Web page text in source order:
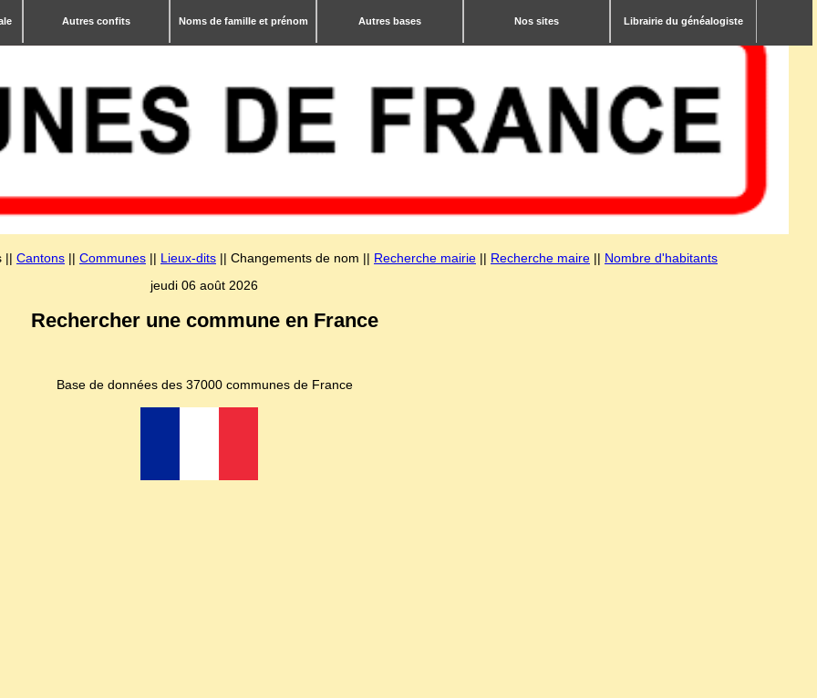
Autres confits Noms de famille et prénom Autres bases Nos sites Librairie du généalogiste
|| Cantons || Communes || Lieux-dits || Changements de nom || Recherche mairie || Recherche maire || Nombre d'habitants
jeudi 06 août 2026
Rechercher une commune en France
Base de données des 37000 communes de France